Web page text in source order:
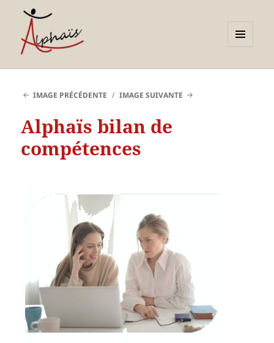
compétences et
orientations adultes et
jeunes
WIDGETS
IMAGE PRÉCÉDENTE IMAGE SUIVANTE
Alphaïs bilan de
compétences